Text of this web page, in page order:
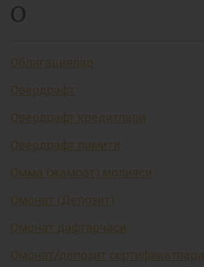
О
Облигациялар
Овердрафт
Овердрафт кредитлари
Овердрафт лимити
Омма (жамоат) молияси
Омонат (Депозит)
Омонат дафтарчаси
Омонат/депозит сертификатлари